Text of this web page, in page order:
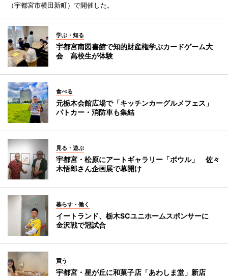
（宇都宮市横田新町）で開催した。
学ぶ・知る
宇都宮南図書館で知的財産権学ぶカードゲーム大
会 高校生が体験
食べる
元栃木会館広場で「キッチンカーグルメフェス」
パトカー・消防車も集結
見る・遊ぶ
宇都宮・松原にアートギャラリー「ボウル」 佐々
木悟郎さん企画展で幕開け
暮らす・働く
イートランド、栃木SCユニホームスポンサーに
金沢戦で冠試合
買う
宇都宮・星が丘に和菓子店「あわしま堂」新店